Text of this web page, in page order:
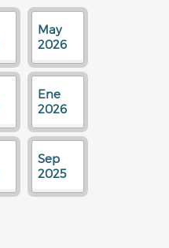
May
2026
Ene
2026
Sep
2025